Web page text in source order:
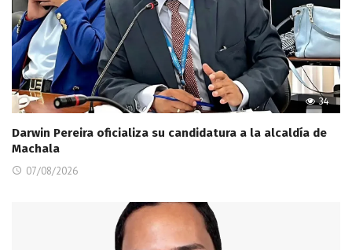
34
Darwin Pereira oficializa su candidatura a la alcaldía de
Machala
07/08/2026